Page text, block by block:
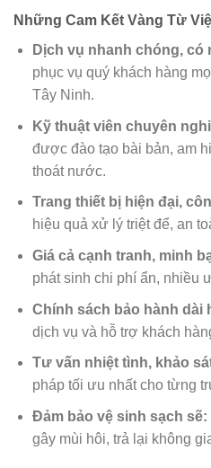
Những Cam Kết Vàng Từ
Dịch vụ nhanh chóng, có
phục vụ quý khách hàng
Tây Ninh.
Kỹ thuật viên chuyên
được đào tạo bài bản, am
thoát nước.
Trang thiết bị hiện đại,
hiệu quả xử lý triệt để, an
Giá cả cạnh tranh, minh
phát sinh chi phí ẩn, nhiều
Chính sách bảo hành dài
dịch vụ và hỗ trợ khách
Tư vấn nhiệt tình, khảo
pháp tối ưu nhất cho từng
Đảm bảo vệ sinh sạch sẽ:
gây mùi hôi, trả lại không